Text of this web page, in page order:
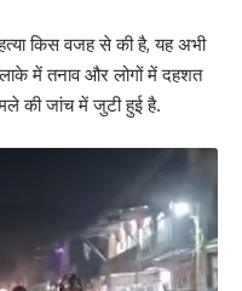
हत्या किस वजह से की है, यह अभी
में तनाव और लोगों में दहशत
की जांच में जुटी हुई है.